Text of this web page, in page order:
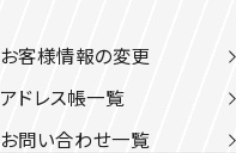
お客様情報の変更
アドレス帳一覧
お問い合わせ一覧